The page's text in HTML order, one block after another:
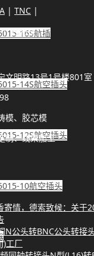
16S航插
14S航空插头
12S航空插头
10航空插头
| TNC |
Fakra|
文明路13号1号楼801室
模、胶芯模
制、线束加工
寄情，德索致候：关于
N公头转BNC公头转接
工厂